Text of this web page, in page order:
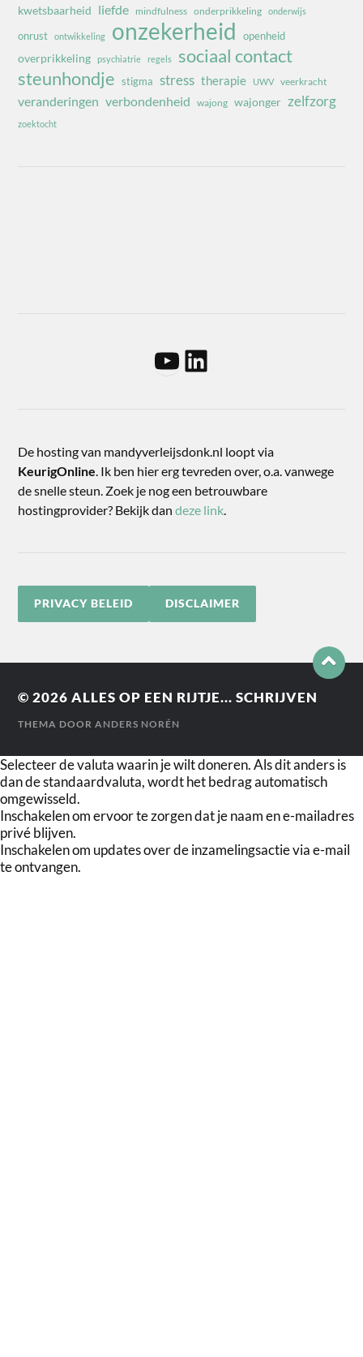
kwetsbaarheid liefde mindfulness onderprikkeling onderwijs
onrust ontwikkeling onzekerheid openheid
overprikkeling psychiatrie regels
sociaal contact
steunhondje stigma stress therapie UWV veerkracht
veranderingen verbondenheid wajong wajonger zelfzorg
zoektocht
De hosting van mandyverleijsdonk.nl loopt via
KeurigOnline . Ik ben hier erg tevreden over, o.a. vanwege
de snelle steun. Zoek je nog een betrouwbare
hostingprovider? Bekijk dandeze link
PRIVACY BELEID DISCLAIMER
© 2026ALLES OP EEN RIJTJE... SCHRIJVEN
THEMA DOORANDERS NORÉN
Selecteer de valuta waarin je wilt doneren. Als dit anders is
dan de standaardvaluta, wordt het bedrag automatisch
omgewisseld.
Inschakelen om ervoor te zorgen dat je naam en e-mailadres
privé blijven.
Inschakelen om updates over de inzamelingsactie via e-mail
te ontvangen.